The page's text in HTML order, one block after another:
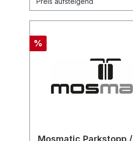
%
Mosmatic Parkstopp /